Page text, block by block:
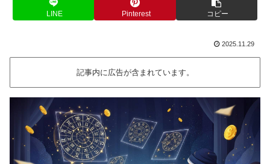
LINE Pinterest コピー
2025.11.29
記事内に広告が含まれています。